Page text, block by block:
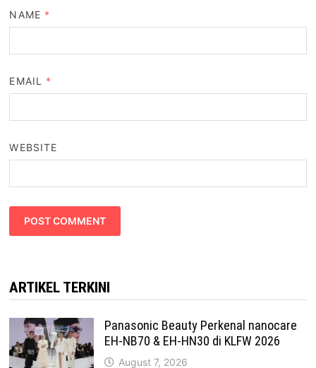
NAME *
EMAIL *
WEBSITE
ARTIKEL TERKINI
Panasonic Beauty Perkenal nanocare
EH-NB70 & EH-HN30 di KLFW 2026
August 7, 2026